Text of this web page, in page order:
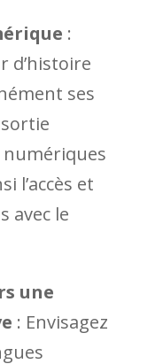
:
d’histoire
ses
numériques
l’accès et
avec le
une
: Envisagez